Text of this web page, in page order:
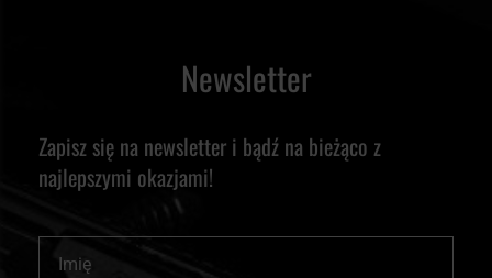
Newsletter
Zapisz się na newsletter i bądź na bieżąco z
najlepszymi okazjami!